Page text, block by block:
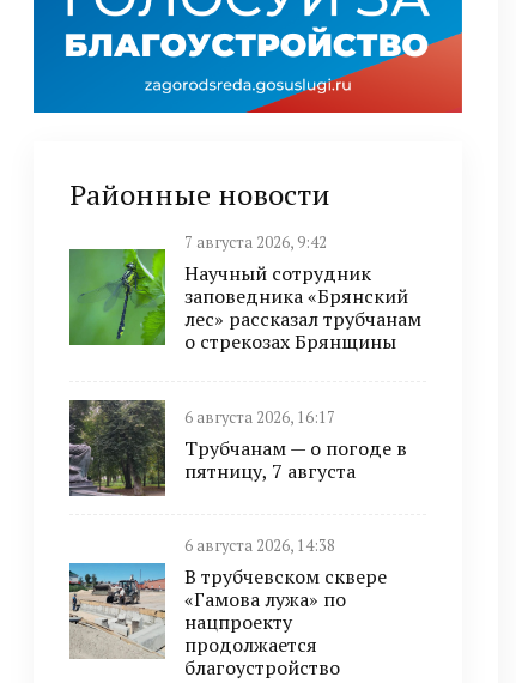
Районные новости
7 августа 2026, 9:42
Научный сотрудник
заповедника «Брянский
лес» рассказал трубчанам
о стрекозах Брянщины
6 августа 2026, 16:17
Трубчанам — о погоде в
пятницу, 7 августа
6 августа 2026, 14:38
В трубчевском сквере
«Гамова лужа» по
нацпроекту
продолжается
благоустройство